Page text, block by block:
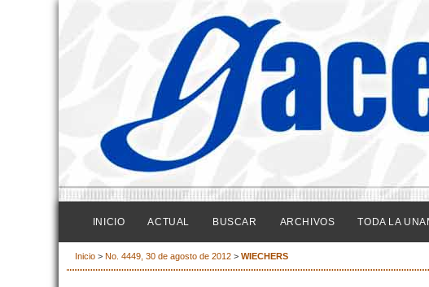
INICIO ACTUAL BUSCAR ARCHIVOS TODA LA
Inicio > No. 4449, 30 de agosto de 2012 > WIECHERS